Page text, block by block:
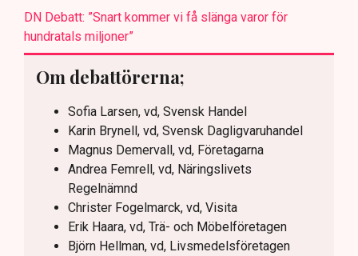
DN Debatt: ”Snart kommer vi få slänga varor för
hundratals miljoner”
Om debattörerna;
Sofia Larsen, vd, Svensk Handel
Karin Brynell, vd, Svensk Dagligvaruhandel
Magnus Demervall, vd, Företagarna
Andrea Femrell, vd, Näringslivets
Regelnämnd
Christer Fogelmarck, vd, Visita
Erik Haara, vd, Trä- och Möbelföretagen
Björn Hellman, vd, Livsmedelsföretagen